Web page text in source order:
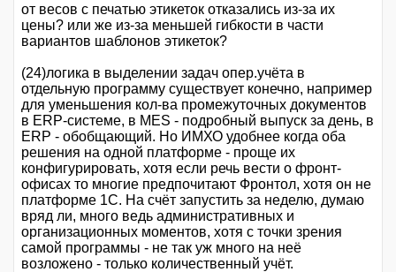
от весов с печатью этикеток отказались из-за их
цены? или же из-за меньшей гибкости в части
вариантов шаблонов этикеток?
(24)логика в выделении задач опер.учёта в
отдельную программу существует конечно, например
для уменьшения кол-ва промежуточных документов
в ERP-системе, в MES - подробный выпуск за день, в
ERP - обобщающий. Но ИМХО удобнее когда оба
решения на одной платформе - проще их
конфигурировать, хотя если речь вести о фронт-
офисах то многие предпочитают Фронтол, хотя он не
платформе 1С. На счёт запустить за неделю, думаю
вряд ли, много ведь административных и
организационных моментов, хотя с точки зрения
самой программы - не так уж много на неё
возложено - только количественный учёт.